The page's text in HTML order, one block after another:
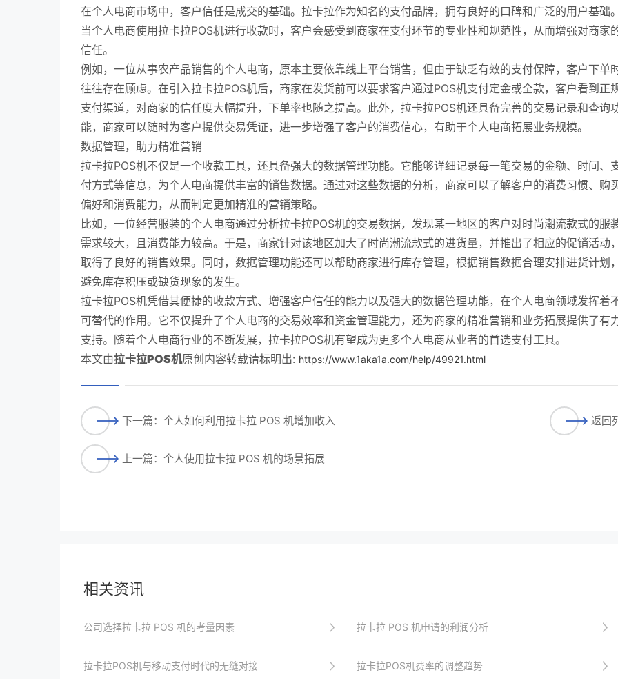
在个人电商市场中，客户信任是成交的基础。拉卡拉作为知名的支付品牌，拥有良好的口碑和广泛的用户基础。
当个人电商使用拉卡拉POS机进行收款时，客户会感受到商家在支付环节的专业性和规范性，从而增强对商家
信任。
例如，一位从事农产品销售的个人电商，原本主要依靠线上平台销售，但由于缺乏有效的支付保障，客户下单
往往存在顾虑。在引入拉卡拉POS机后，商家在发货前可以要求客户通过POS机支付定金或全款，客户看到正
支付渠道，对商家的信任度大幅提升，下单率也随之提高。此外，拉卡拉POS机还具备完善的交易记录和查询
能，商家可以随时为客户提供交易凭证，进一步增强了客户的消费信心，有助于个人电商拓展业务规模。
数据管理，助力精准营销
拉卡拉POS机不仅是一个收款工具，还具备强大的数据管理功能。它能够详细记录每一笔交易的金额、时间、
付方式等信息，为个人电商提供丰富的销售数据。通过对这些数据的分析，商家可以了解客户的消费习惯、购
偏好和消费能力，从而制定更加精准的营销策略。
比如，一位经营服装的个人电商通过分析拉卡拉POS机的交易数据，发现某一地区的客户对时尚潮流款式的服
需求较大，且消费能力较高。于是，商家针对该地区加大了时尚潮流款式的进货量，并推出了相应的促销活动，
取得了良好的销售效果。同时，数据管理功能还可以帮助商家进行库存管理，根据销售数据合理安排进货计划，
避免库存积压或缺货现象的发生。
拉卡拉POS机凭借其便捷的收款方式、增强客户信任的能力以及强大的数据管理功能，在个人电商领域发挥着
可替代的作用。它不仅提升了个人电商的交易效率和资金管理能力，还为商家的精准营销和业务拓展提供了有
支持。随着个人电商行业的不断发展，拉卡拉POS机有望成为更多个人电商从业者的首选支付工具。
本文由拉卡拉POS机原创内容转载请标明出: https://www.1aka1a.com/help/49921.html
下一篇：个人如何利用拉卡拉 POS 机增加收入
上一篇：个人使用拉卡拉 POS 机的场景拓展
返回
相关资讯
公司选择拉卡拉 POS 机的考量因素 拉卡拉 POS 机申请的利润分析
拉卡拉POS机与移动支付时代的无缝对接 拉卡拉POS机费率的调整趋势